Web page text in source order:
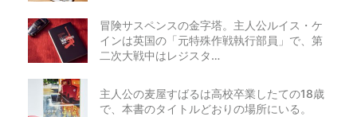
冒険サスペンスの金字塔。主人公ルイス・ケ
インは英国の「元特殊作戦執行部員」で、第
二次大戦中はレジスタ…
主人公の麦屋すばるは高校卒業したての18歳
で、本書のタイトルどおりの場所にいる。